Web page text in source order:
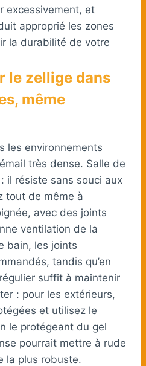
excessivement, et
approprié les zones
la durabilité de votre
le zellige dans
même
les environnements
très dense. Salle de
il résiste sans souci aux
tout de même à
avec des joints
ventilation de la
bain, les joints
tandis qu’en
suffit à maintenir
: pour les extérieurs,
et utilisez le
le protégeant du gel
pourrait mettre à rude
la plus robuste.